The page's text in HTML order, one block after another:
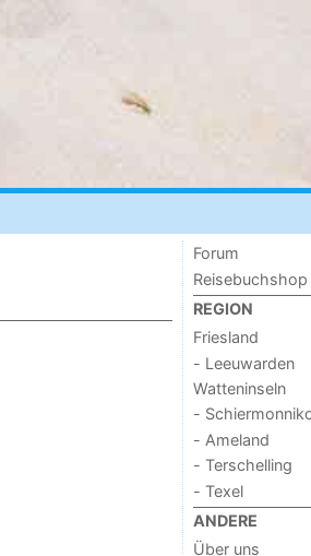
Forum
Reisebuchshop
REGION
Friesland
- Leeuwarden
Watteninseln
-
- Ameland
- Terschelling
- Texel
ANDERE
Über uns